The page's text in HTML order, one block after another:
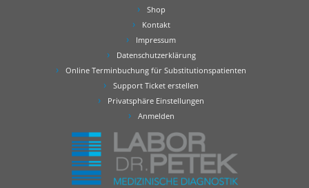
Shop
Kontakt
Impressum
Datenschutzerklärung
Online Terminbuchung für Substitutionspatienten
Support Ticket erstellen
Privatsphäre Einstellungen
Anmelden